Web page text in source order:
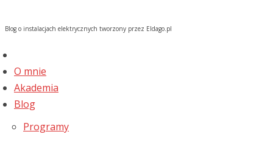
Blog o instalacjach elektrycznych tworzony przez Eldago.pl
O mnie
Akademia
Blog
Programy